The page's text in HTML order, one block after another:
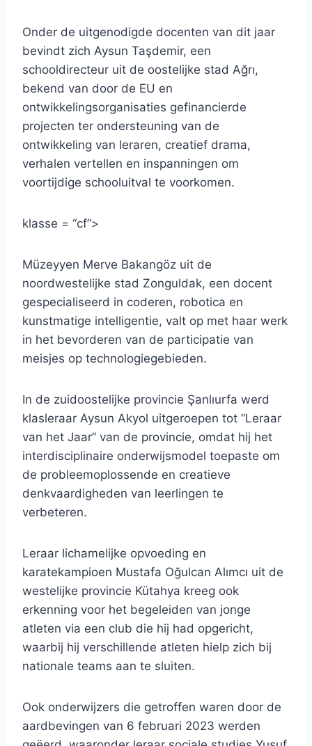
Onder de uitgenodigde docenten van dit jaar
bevindt zich Aysun Taşdemir, een
schooldirecteur uit de oostelijke stad Ağrı,
bekend van door de EU en
ontwikkelingsorganisaties gefinancierde
projecten ter ondersteuning van de
ontwikkeling van leraren, creatief drama,
verhalen vertellen en inspanningen om
voortijdige schooluitval te voorkomen.
klasse = “cf”>
Müzeyyen Merve Bakangöz uit de
noordwestelijke stad Zonguldak, een docent
gespecialiseerd in coderen, robotica en
kunstmatige intelligentie, valt op met haar werk
in het bevorderen van de participatie van
meisjes op technologiegebieden.
In de zuidoostelijke provincie Şanlıurfa werd
klasleraar Aysun Akyol uitgeroepen tot “Leraar
van het Jaar” van de provincie, omdat hij het
interdisciplinaire onderwijsmodel toepaste om
de probleemoplossende en creatieve
denkvaardigheden van leerlingen te
verbeteren.
Leraar lichamelijke opvoeding en
karatekampioen Mustafa Oğulcan Alımcı uit de
westelijke provincie Kütahya kreeg ook
erkenning voor het begeleiden van jonge
atleten via een club die hij had opgericht,
waarbij hij verschillende atleten hielp zich bij
nationale teams aan te sluiten.
Ook onderwijzers die getroffen waren door de
aardbevingen van 6 februari 2023 werden